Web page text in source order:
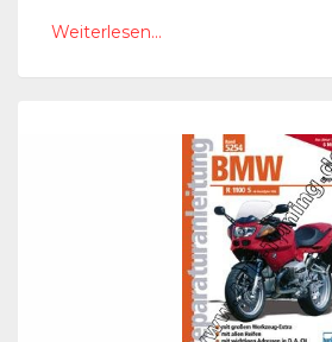
Weiterlesen...